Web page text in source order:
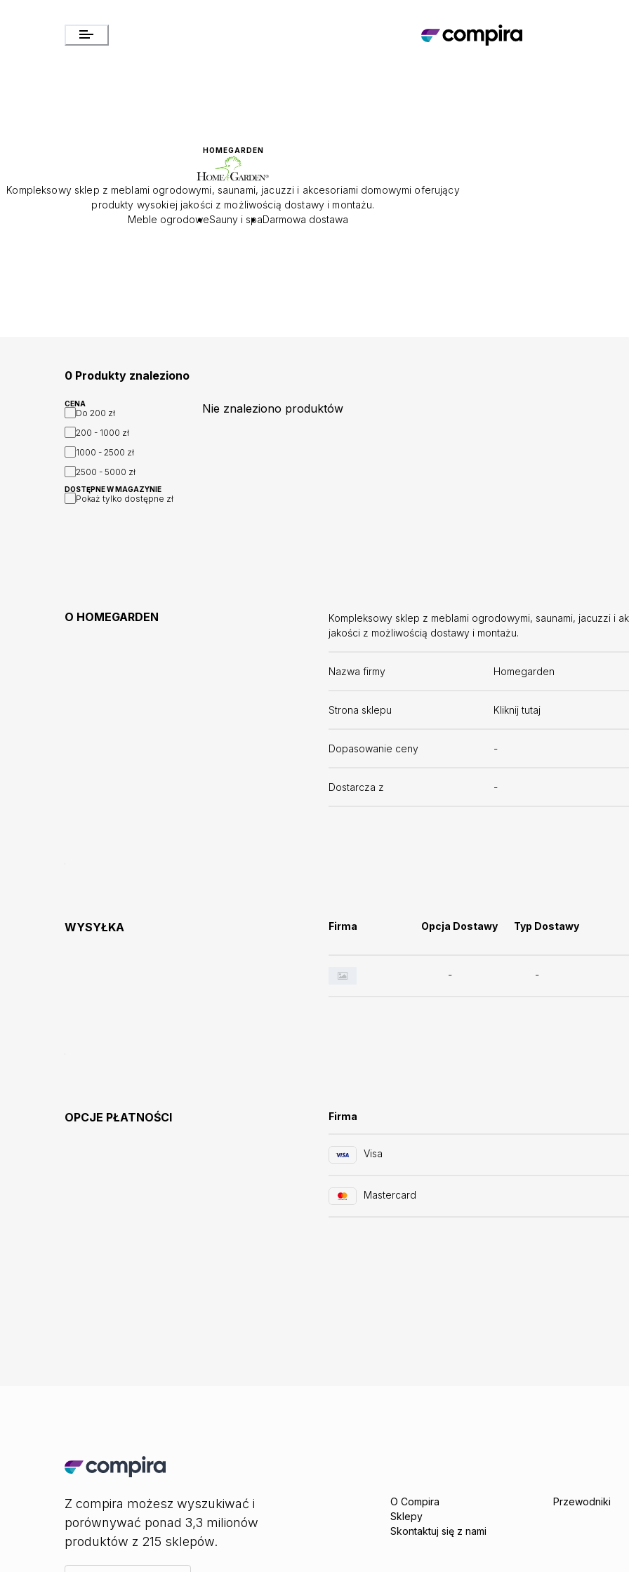
HOMEGARDEN
Kompleksowy sklep z meblami ogrodowymi, saunami, jacuzzi i akcesoriami domowymi oferujący
produkty wysokiej jakości z możliwością dostawy i montażu.
Meble ogrodoweSauny i spaDarmowa dostawa
0 Produkty znaleziono
CENA
Do 200 zł
200 - 1000 zł
1000 - 2500 zł
2500 - 5000 zł
DOSTĘPNE W MAGAZYNIE
Pokaż tylko dostępne zł
Nie znaleziono produktów
O HOMEGARDEN
Kompleksowy sklep z meblami ogrodowymi, saunami, jacuzzi i
jakości z możliwością dostawy i montażu.
Nazwa firmy Homegarden
Strona sklepu Kliknij tutaj
Dopasowanie ceny -
Dostarcza z -
WYSYŁKA Firma Opcja Dostawy Typ Dostawy
- -
OPCJE PŁATNOŚCI Firma
Visa
Mastercard
Z compira możesz wyszukiwać i
porównywać ponad 3,3 milionów
produktów z 215 sklepów.
O Compira
Sklepy
Skontaktuj się z nami
Przewodniki